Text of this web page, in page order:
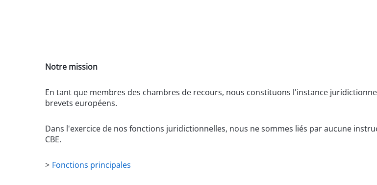
Notre mission
En tant que membres des chambres de recours, nous constituons l'instance
brevets européens.
Dans l'exercice de nos fonctions juridictionnelles, nous ne sommes liés par aucune
CBE.
> Fonctions principales